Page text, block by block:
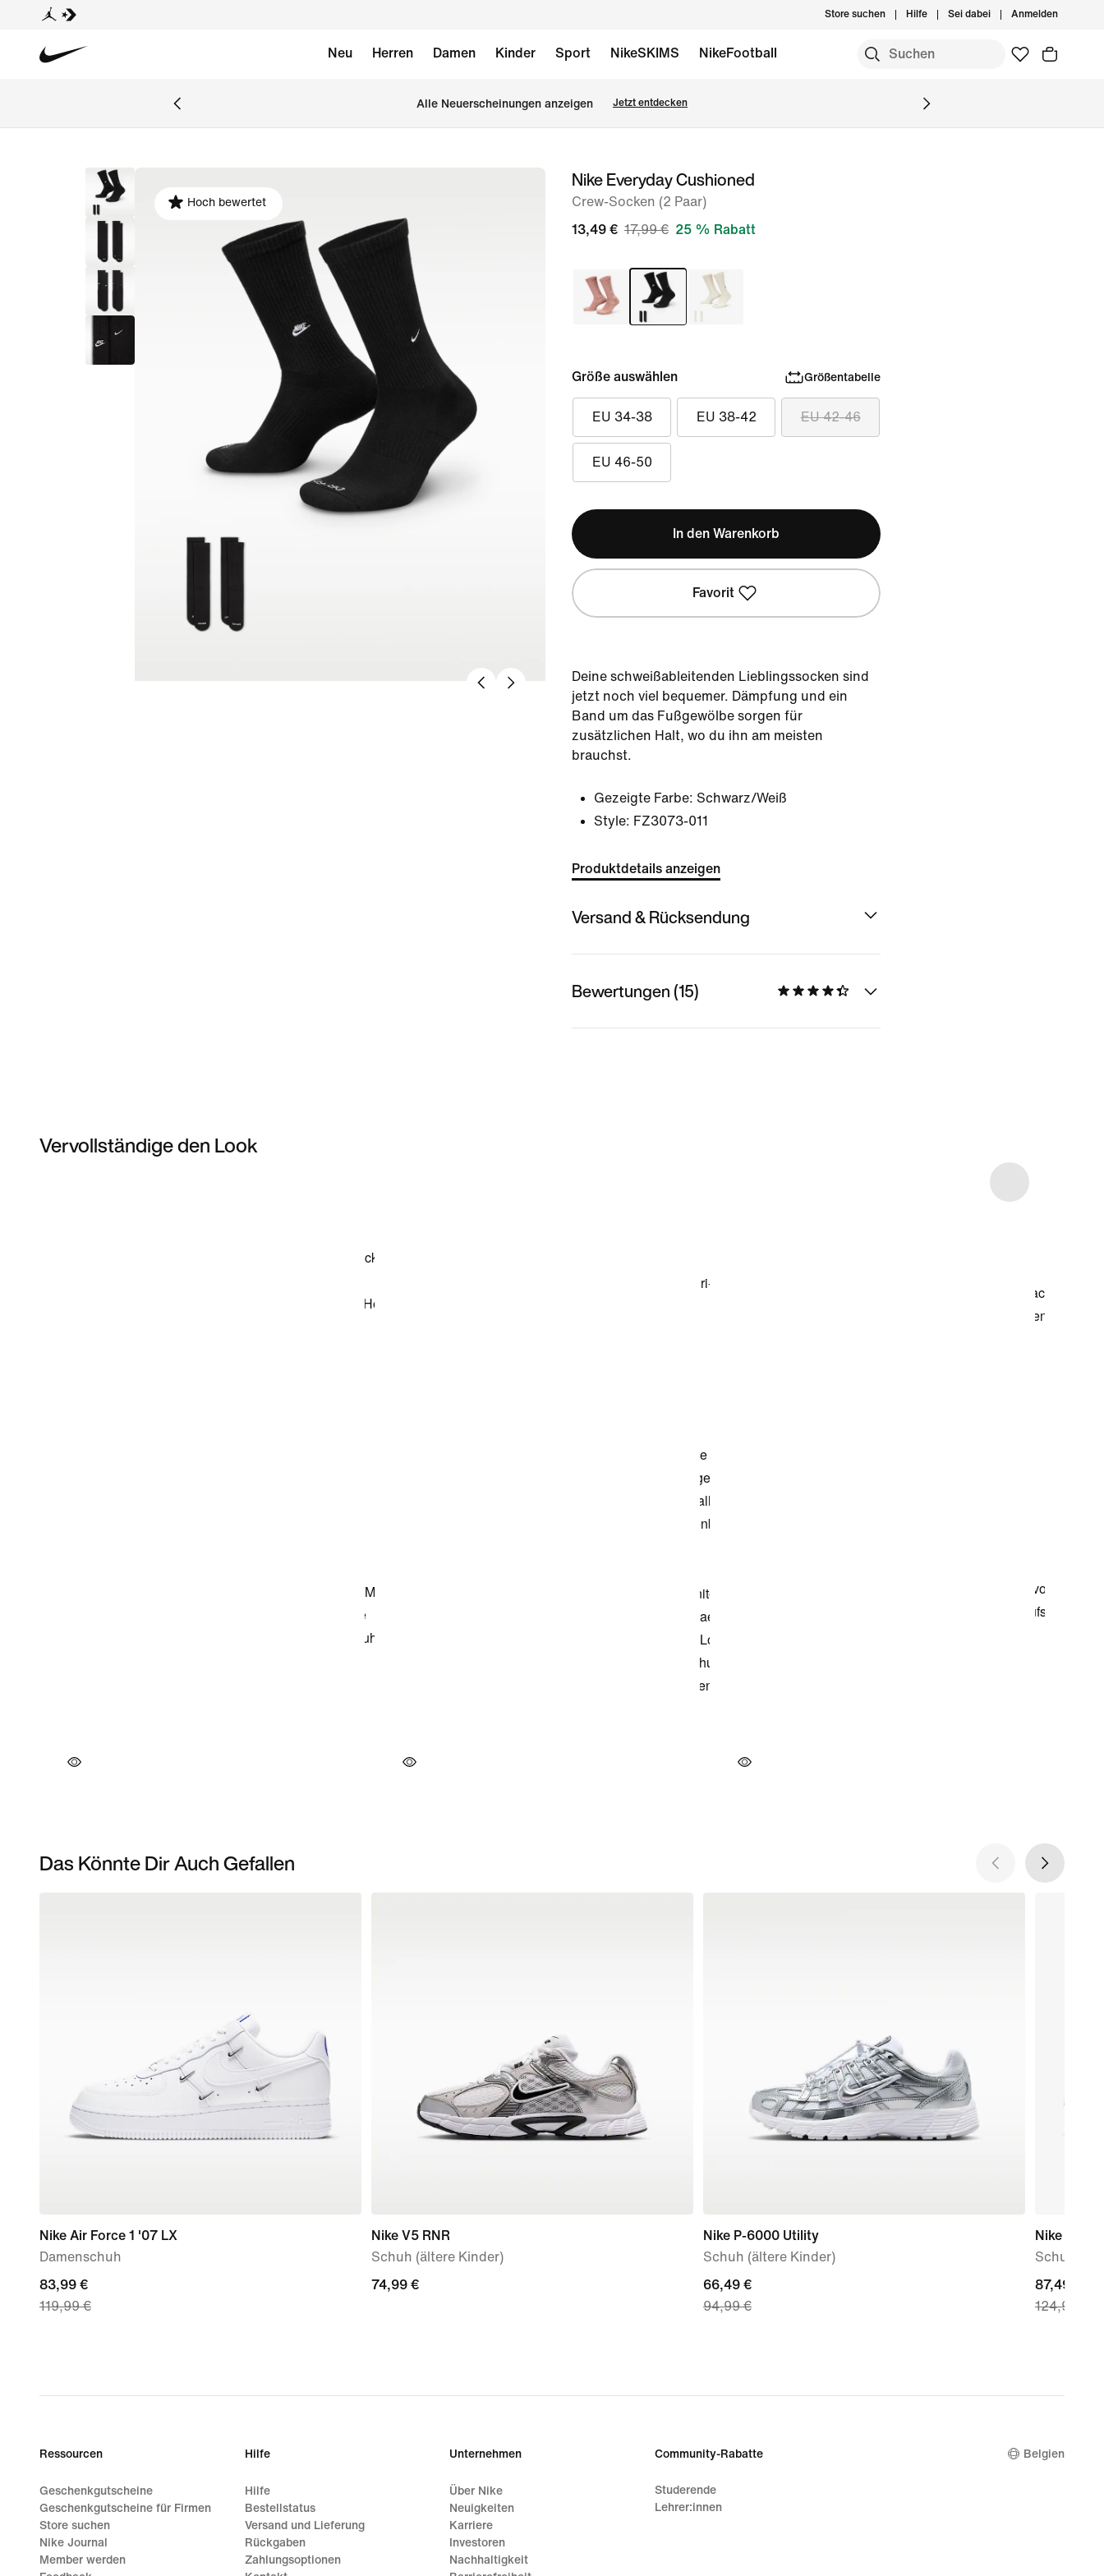
Store suchen Hilfe Sei dabei Anmelden
Neu Herren Damen Kinder Sport NikeSKIMS NikeFootball
Alle Neuerscheinungen anzeigen Jetzt entdecken
Bild 1
Hoch bewertet
Nike Everyday Cushioned
Crew-Socken (2 Paar)
13,49 € 17,99 € 25 % Rabatt
Größe auswählen Größentabelle
EU 34-38 EU 38-42 EU 42-46
EU 46-50
In den Warenkorb
Favorit
Deine schweißableitenden Lieblingssocken sind
jetzt noch viel bequemer. Dämpfung und ein
Band um das Fußgewölbe sorgen für
zusätzlichen Halt, wo du ihn am meisten
brauchst.
Gezeigte Farbe: Schwarz/Weiß
Style: FZ3073-011
Produktdetails anzeigen
Versand & Rücksendung
Bewertungen (15)
Vervollständige den Look
Das Könnte Dir Auch Gefallen
Nike Air Force 1 '07 LX
Damenschuh
current
price
119,99 €
83,99 €
119,99 €
Nike V5 RNR
Schuh (ältere Kinder)
74,99 €
74,99 €
Nike P-6000 Utility
Schuh (ältere Kinder)
current
price
94,99 €
66,49 €
94,99 €
Nike P-
Schuh
current
price
124,99 €
87,49 €
124,99 €
Ressourcen
Geschenkgutscheine
Geschenkgutscheine für Firmen
Store suchen
Nike Journal
Member werden
Hilfe
Hilfe
Bestellstatus
Versand und Lieferung
Rückgaben
Zahlungsoptionen
Unternehmen
Über Nike
Neuigkeiten
Karriere
Investoren
Nachhaltigkeit
Community-Rabatte
Studerende
Lehrer:innen
Belgien